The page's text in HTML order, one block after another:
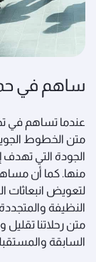
ساهم في
عندما تساهم في
متن الخطوط
الجودة التي تهدف
منها. كما أن
لتعويض انبعاثات
النظيفة
متن رحلاتنا تقليل
السابقة